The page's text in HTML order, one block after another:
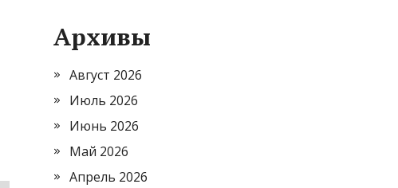
Архивы
Август 2026
Июль 2026
Июнь 2026
Май 2026
Апрель 2026